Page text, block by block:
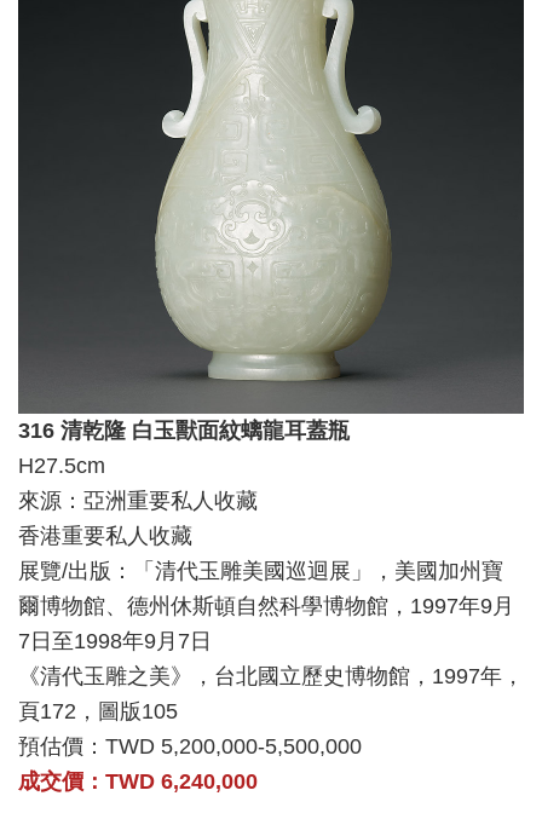
316 清乾隆 白玉獸面紋螭龍耳蓋瓶
H27.5cm
來源：亞洲重要私人收藏
香港重要私人收藏
展覽/出版：「清代玉雕美國巡迴展」，美國加州寶
爾博物館、德州休斯頓自然科學博物館，1997年9月
7日至1998年9月7日
《清代玉雕之美》，台北國立歷史博物館，1997年，
頁172，圖版105
預估價：TWD 5,200,000-5,500,000
成交價：TWD 6,240,000